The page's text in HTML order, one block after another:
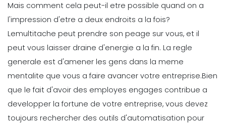
Mais comment cela peut-il etre possible quand on a
l'impression d'etre a deux endroits a la fois?
Lemultitache peut prendre son peage sur vous, et il
peut vous laisser draine d'energie a la fin. La regle
generale est d'amener les gens dans la meme
mentalite que vous a faire avancer votre entreprise.Bien
que le fait d'avoir des employes engages contribue a
developper la fortune de votre entreprise, vous devez
toujours rechercher des outils d'automatisation pour